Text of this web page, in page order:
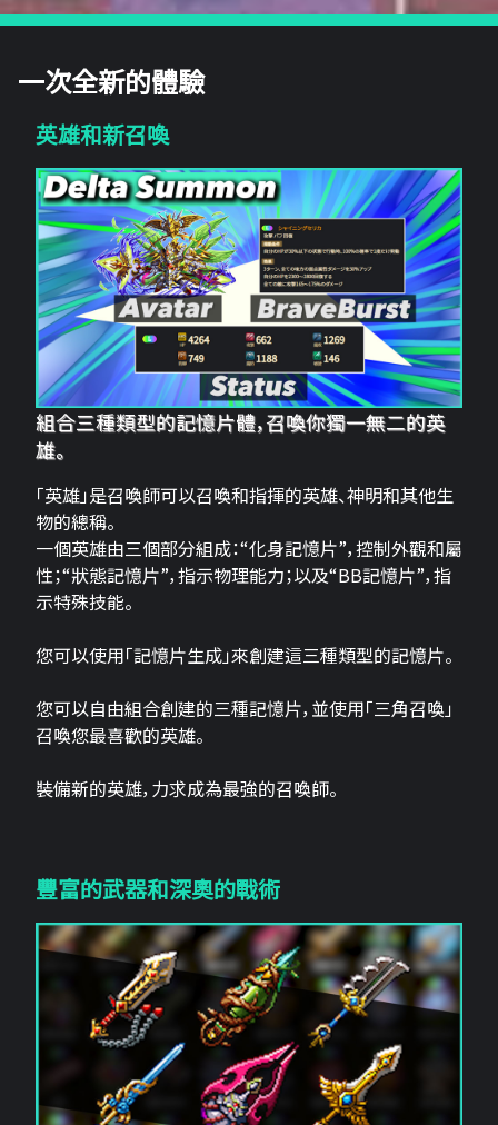
一次全新的體驗
英雄和新召喚
組合三種類型的記憶片體，召喚你獨一無二的英
雄。
「英雄」是召喚師可以召喚和指揮的英雄、神明和其他生
物的總稱。
一個英雄由三個部分組成：“化身記憶片”，控制外觀和屬
性；“狀態記憶片”，指示物理能力；以及“BB記憶片”，指
示特殊技能。
您可以使用「記憶片生成」來創建這三​​種類型的記憶片。
您可以自由組合創建的三種記憶片，並使用「三角召喚」
召喚您最喜歡的英雄。
裝備新的英雄，力求成為最強的召喚師。
豐富的武器和深奧的戰術